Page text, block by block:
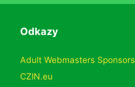
Odkazy
Adult Webmasters Sponsors
CZIN.eu